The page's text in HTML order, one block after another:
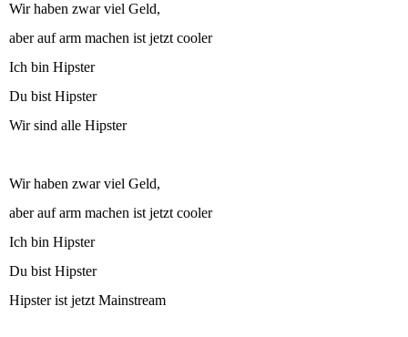
Wir haben zwar viel Geld,
aber auf arm machen ist jetzt cooler
Ich bin Hipster
Du bist Hipster
Wir sind alle Hipster
Wir haben zwar viel Geld,
aber auf arm machen ist jetzt cooler
Ich bin Hipster
Du bist Hipster
Hipster ist jetzt Mainstream